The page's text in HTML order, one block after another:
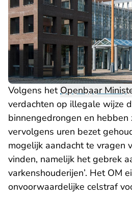
Volgens hetOpenbaar
verdachten op illegale wijze
binnengedrongen en hebben
vervolgens uren bezet
mogelijk aandacht te vragen
vinden, namelijk het gebrek
varkenshouderijen’. Het OM
onvoorwaardelijke celstraf